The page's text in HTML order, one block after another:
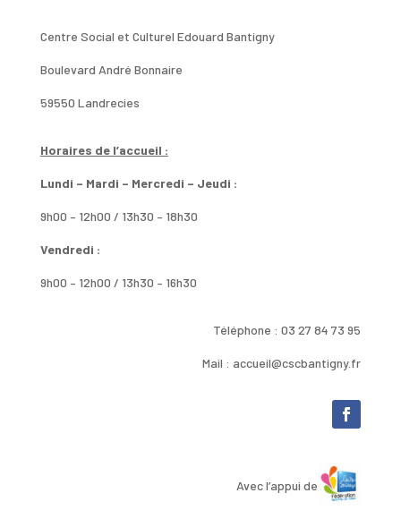
Centre Social et Culturel Edouard Bantigny
Boulevard André Bonnaire
59550 Landrecies
Horaires de l’accueil :
Lundi – Mardi – Mercredi – Jeudi :
9h00 – 12h00 / 13h30 – 18h30
Vendredi :
9h00 – 12h00 / 13h30 – 16h30
Téléphone : 03 27 84 73 95
Mail : accueil@cscbantigny.fr
Avec l’appui de